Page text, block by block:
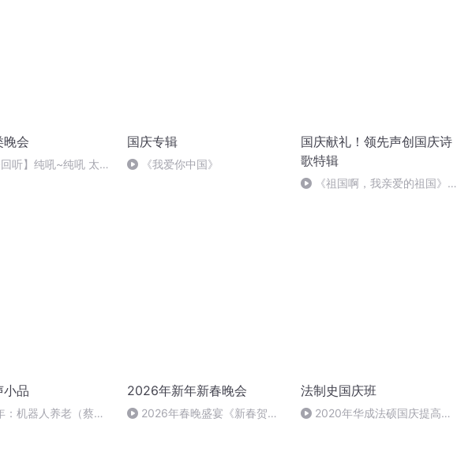
晚会
回听】纯吼~纯吼 太T
国庆专辑
《我爱你中国》
国庆献礼！领先声创国庆诗
歌特辑
《祖国啊，我亲爱的祖国》温
小品
：机器人养老（蔡明
2026年新年新春晚会
2026年春晚盛宴《新春贺
法制史国庆班
2020年华成法硕国庆提高班